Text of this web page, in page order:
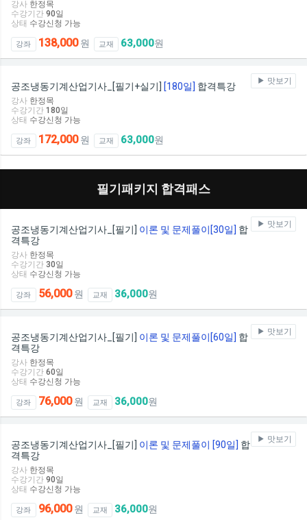
강사 한정목
수강기간 90일
상태 수강신청 가능
강좌 138,000원 교재 63,000원
맛보기
공조냉동기계산업기사_[필기+실기] [180일] 합격특강
강사 한정목
수강기간 180일
상태 수강신청 가능
강좌 172,000원 교재 63,000원
필기패키지 합격패스
맛보기
공조냉동기계산업기사_[필기] 이론 및 문제풀이[30일] 합
격특강
강사 한정목
수강기간 30일
상태 수강신청 가능
강좌 56,000원 교재 36,000원
맛보기
공조냉동기계산업기사_[필기] 이론 및 문제풀이[60일] 합
격특강
강사 한정목
수강기간 60일
상태 수강신청 가능
강좌 76,000원 교재 36,000원
맛보기
공조냉동기계산업기사_[필기] 이론 및 문제풀이 [90일] 합
격특강
강사 한정목
수강기간 90일
상태 수강신청 가능
강좌 96,000원 교재 36,000원